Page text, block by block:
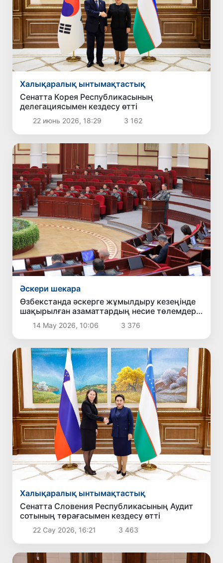
Халықаралық ынтымақтастық
Сенатта Корея Республикасының
делегациясымен кездесу өтті
22 июнь 2026, 18:29 3 162
Әскери шекара
Өзбекстанда әскерге жұмылдыру кезеңінде
шақырылған азаматтардың несие төлемдері
кейінге қалдырылады
14 Мау 2026, 10:06 3 376
Халықаралық ынтымақтастық
Сенатта Словения Республикасының Аудит
сотының төрағасымен кездесу өтті
22 Сәу 2026, 16:21 3 463